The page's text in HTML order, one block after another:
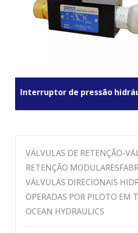
Interruptor de pressão
VÁLVULAS DE RETENÇÃO-
RETENÇÃO
VÁLVULAS DIRECIONAIS
OPERADAS POR PILOTO EM
OCEAN HYDRAULICS